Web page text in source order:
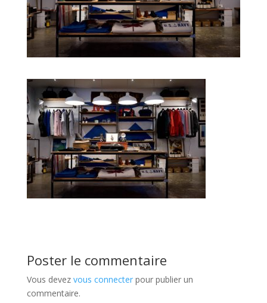
Poster le commentaire
Vous devez vous connecterpour publier un
commentaire.